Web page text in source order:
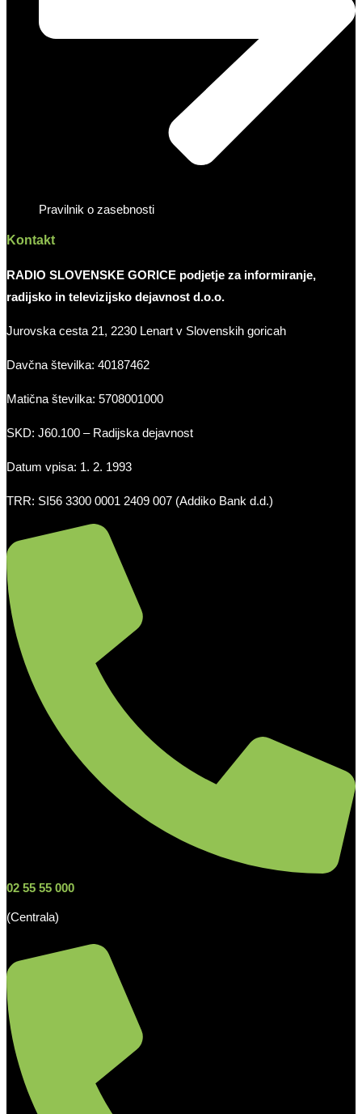
Pravilnik o zasebnosti
Kontakt
RADIO SLOVENSKE GORICE podjetje za informiranje,
radijsko in televizijsko dejavnost d.o.o.
Jurovska cesta 21, 2230 Lenart v Slovenskih goricah
Davčna številka: 40187462
Matična številka: 5708001000
SKD: J60.100 – Radijska dejavnost
Datum vpisa: 1. 2. 1993
TRR: SI56 3300 0001 2409 007 (Addiko Bank d.d.)
02 55 55 000
(Centrala)